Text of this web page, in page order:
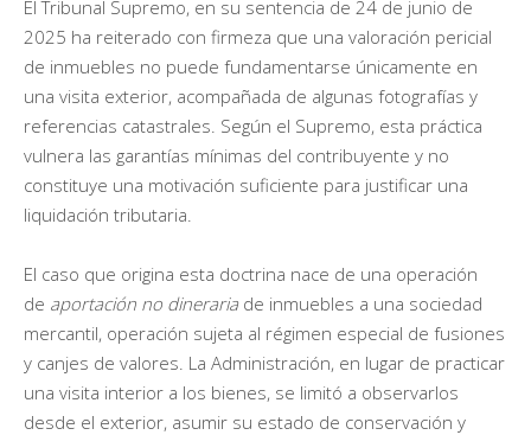
El Tribunal Supremo, en su sentencia de 24 de junio de
2025 ha reiterado con firmeza que una valoración pericial
de inmuebles no puede fundamentarse únicamente en
una visita exterior, acompañada de algunas fotografías y
referencias catastrales. Según el Supremo, esta práctica
vulnera las garantías mínimas del contribuyente y no
constituye una motivación suficiente para justificar una
liquidación tributaria.
El caso que origina esta doctrina nace de una operación
de aportación no dinerariade inmuebles a una sociedad
mercantil, operación sujeta al régimen especial de fusiones
y canjes de valores. La Administración, en lugar de practicar
una visita interior a los bienes, se limitó a observarlos
desde el exterior, asumir su estado de conservación y